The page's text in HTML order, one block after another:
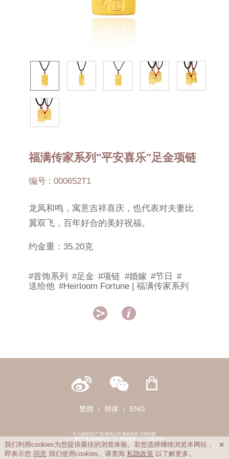
福满传家系列"平安喜乐"足金项链
编号 : 000652T1
龙凤和鸣，寓意吉祥喜庆，也代表对夫妻比
翼双飞，百年好合的美好祝福。
约金重：35.20克
#首饰系列 #足金 #项链 #婚嫁 #节日
#
送给他 #Heirloom Fortune | 福满传家系列
 
繁體 簡体 ENG
© 六福珠宝(广州)有限公司 版权所有 不得转载
粤ICP备15048991号 私隐政策 法律声明
我们利用cookies为您提供最佳的浏览体验。若您选择继续浏览本网站，
即表示您 同意 我们使用cookies。请查阅私隐政策 以了解更多。
